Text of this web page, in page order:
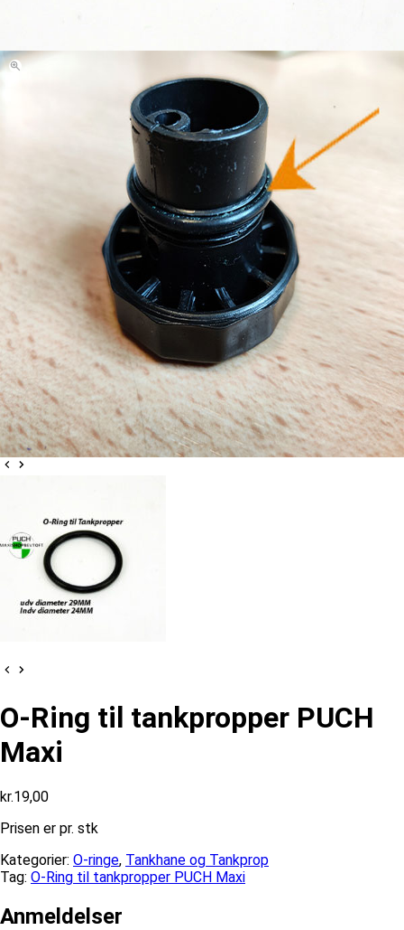
O-Ring til tankpropper PUCH
Maxi
kr.19,00
Prisen er pr. stk
Kategorier: O-ringe, Tankhane og Tankprop
Tag: O-Ring til tankpropper PUCH Maxi
Anmeldelser